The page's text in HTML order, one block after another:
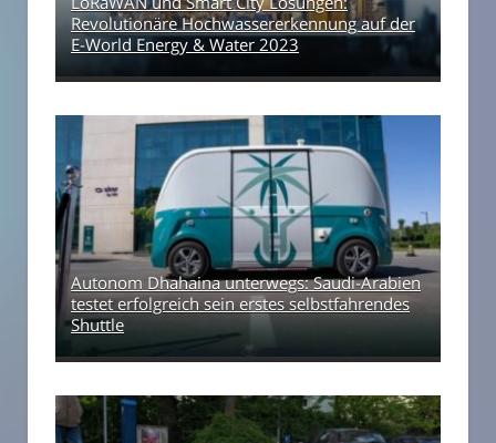
Revolutionäre Hochwassererkennung auf der
E-World Energy & Water 2023
Autonom Dhahaina unterwegs: Saudi-Arabien
testet erfolgreich sein erstes selbstfahrendes
Shuttle